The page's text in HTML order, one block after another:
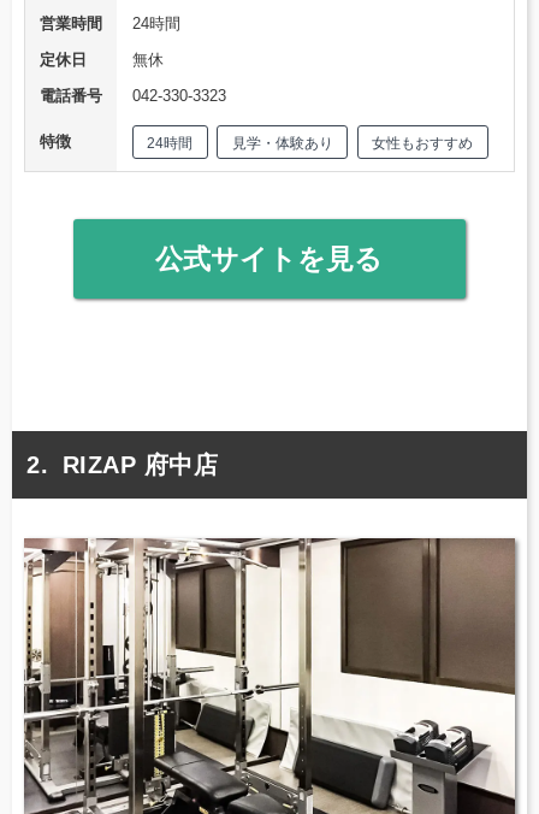
営業時間
24時間
定休日
無休
電話番号
042-330-3323
特徴 24時間 見学・体験あり 女性もおすすめ
公式サイトを見る
RIZAP 府中店